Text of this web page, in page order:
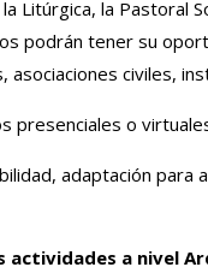
Litúrgica, la Pastoral
podrán tener su
asociaciones civiles,
presenciales o
adaptación para
actividades a nivel